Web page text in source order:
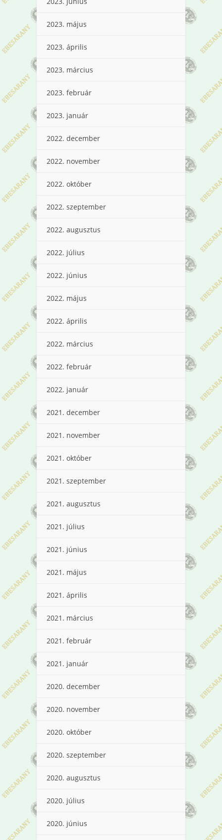
2023. május
2023. április
2023. március
2023. február
2023. január
2022. december
2022. november
2022. október
2022. szeptember
2022. augusztus
2022. július
2022. június
2022. május
2022. április
2022. március
2022. február
2022. január
2021. december
2021. november
2021. október
2021. szeptember
2021. augusztus
2021. július
2021. június
2021. május
2021. április
2021. március
2021. február
2021. január
2020. december
2020. november
2020. október
2020. szeptember
2020. augusztus
2020. július
2020. június